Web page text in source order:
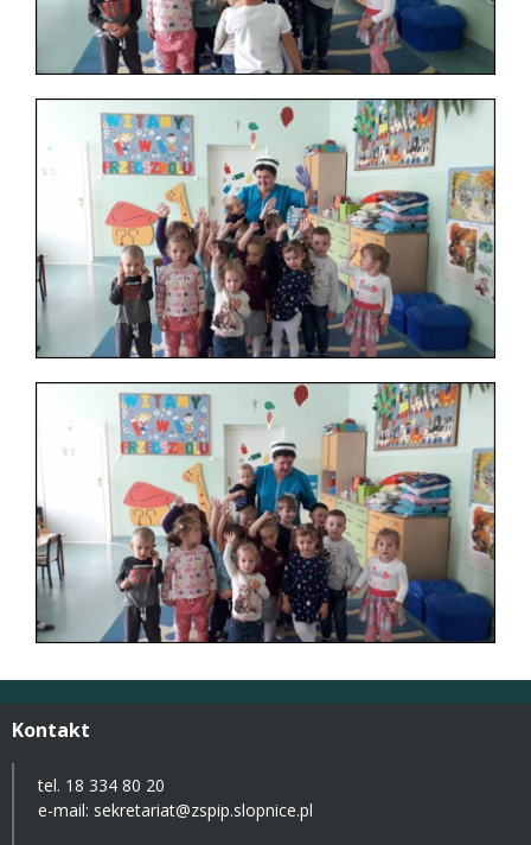
Kontakt
tel. 18 334 80 20
e-mail: sekretariat@zspip.slopnice.pl